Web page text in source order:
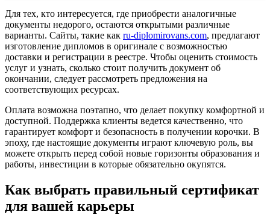
Для тех, кто интересуется, где приобрести аналогичные
документы недорого, остаются открытыми различные
варианты. Сайты, такие как ru-diplomirovans.com, предлагают
изготовление дипломов в оригинале с возможностью
доставки и регистрации в реестре. Чтобы оценить стоимость
услуг и узнать, сколько стоит получить документ об
окончании, следует рассмотреть предложения на
соответствующих ресурсах.
Оплата возможна поэтапно, что делает покупку комфортной и
доступной. Поддержка клиенты ведется качественно, что
гарантирует комфорт и безопасность в получении корочки. В
эпоху, где настоящие документы играют ключевую роль, вы
можете открыть перед собой новые горизонты образования и
работы, инвестиции в которые обязательно окупятся.
Как выбрать правильный сертификат
для вашей карьеры